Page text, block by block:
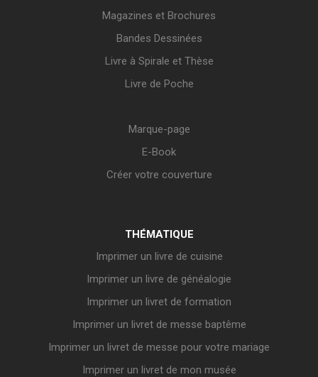
Magazines et Brochures
Bandes Dessinées
Livre à Spirale et Thèse
Livre de Poche
Marque-page
E-Book
Créer votre couverture
THÉMATIQUE
Imprimer un livre de cuisine
Imprimer un livre de généalogie
Imprimer un livret de formation
Imprimer un livret de messe baptême
Imprimer un livret de messe pour votre mariage
Imprimer un livret de mon musée